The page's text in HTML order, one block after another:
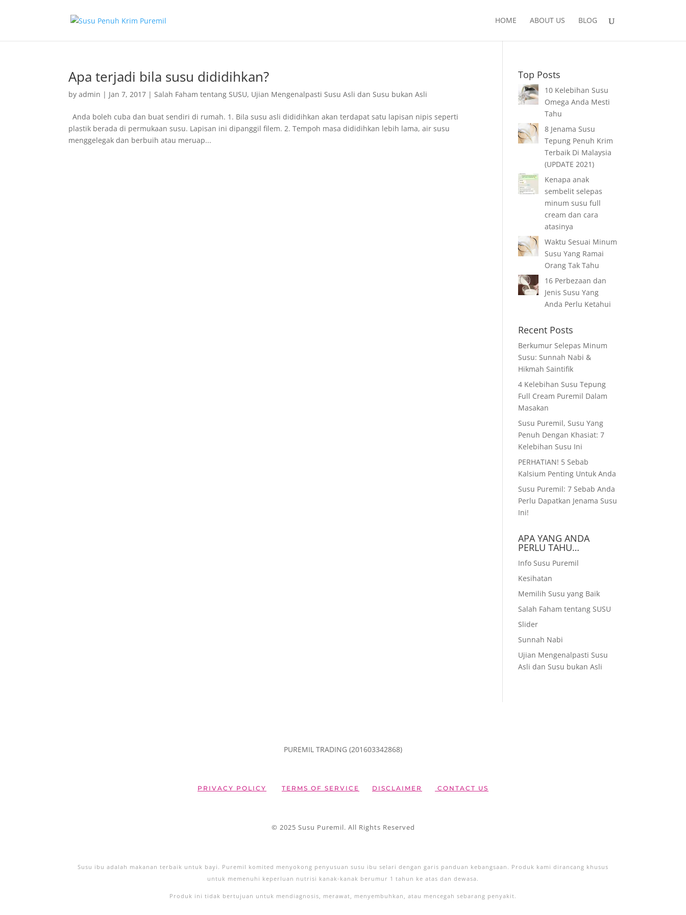
HOME ABOUT US BLOG
Apa terjadi bila susu dididihkan?
byadmin | Jan 7, 2017 |Salah Faham tentang SUSU, Ujian Mengenalpasti Susu Asli dan Susu bukan Asli
Anda boleh cuba dan buat sendiri di rumah. 1. Bila susu asli dididihkan akan terdapat satu lapisan nipis seperti
plastik berada di permukaan susu. Lapisan ini dipanggil filem. 2. Tempoh masa dididihkan lebih lama, air susu
menggelegak dan berbuih atau meruap...
Top Posts
10 Kelebihan Susu
Omega Anda Mesti
Tahu
8 Jenama Susu
Tepung Penuh Krim
Terbaik Di Malaysia
(UPDATE 2021)
Kenapa anak
sembelit selepas
minum susu full
cream dan cara
atasinya
Waktu Sesuai Minum
Susu Yang Ramai
Orang Tak Tahu
16 Perbezaan dan
Jenis Susu Yang
Anda Perlu Ketahui
Recent Posts
Berkumur Selepas Minum
Susu: Sunnah Nabi &
Hikmah Saintifik
4 Kelebihan Susu Tepung
Full Cream Puremil Dalam
Masakan
Susu Puremil, Susu Yang
Penuh Dengan Khasiat: 7
Kelebihan Susu Ini
PERHATIAN! 5 Sebab
Kalsium Penting Untuk Anda
Susu Puremil: 7 Sebab Anda
Perlu Dapatkan Jenama Susu
Ini!
APA YANG ANDA
PERLU TAHU…
Info Susu Puremil
Kesihatan
Memilih Susu yang Baik
Salah Faham tentang SUSU
Slider
Sunnah Nabi
Ujian Mengenalpasti Susu
Asli dan Susu bukan Asli
PUREMIL TRADING (201603342868)
PRIVACY POLICY TERMS OF SERVICE DISCLAIMER CONTACT US
© 2025 Susu Puremil. All Rights Reserved
Susu ibu adalah makanan terbaik untuk bayi. Puremil komited menyokong penyusuan susu ibu selari dengan garis panduan kebangsaan. Produk kami dirancang khusus
untuk memenuhi keperluan nutrisi kanak-kanak berumur 1 tahun ke atas dan dewasa.
Produk ini tidak bertujuan untuk mendiagnosis, merawat, menyembuhkan, atau mencegah sebarang penyakit.